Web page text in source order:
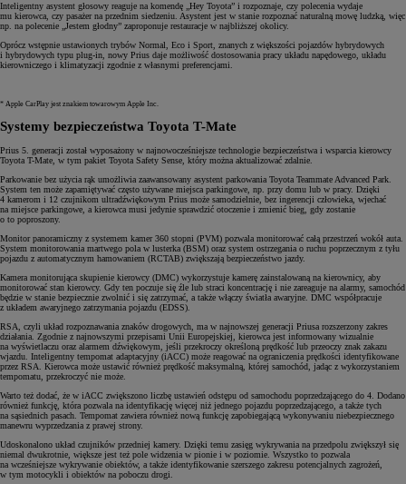
Inteligentny asystent głosowy reaguje na komendę „Hey Toyota” i rozpoznaje, czy polecenia wydaje
mu kierowca, czy pasażer na przednim siedzeniu. Asystent jest w stanie rozpoznać naturalną mowę ludzką, więc
np. na polecenie „Jestem głodny” zaproponuje restauracje w najbliższej okolicy.
Oprócz wstępnie ustawionych trybów Normal, Eco i Sport, znanych z większości pojazdów hybrydowych
i hybrydowych typu plug-in, nowy Prius daje możliwość dostosowania pracy układu napędowego, układu
kierowniczego i klimatyzacji zgodnie z własnymi preferencjami.
* Apple CarPlay jest znakiem towarowym Apple Inc.
Systemy bezpieczeństwa Toyota T-Mate
Prius 5. generacji został wyposażony w najnowocześniejsze technologie bezpieczeństwa i wsparcia kierowcy
Toyota T-Mate, w tym pakiet Toyota Safety Sense, który można aktualizować zdalnie.
Parkowanie bez użycia rąk umożliwia zaawansowany asystent parkowania Toyota Teammate Advanced Park.
System ten może zapamiętywać często używane miejsca parkingowe, np. przy domu lub w pracy. Dzięki
4 kamerom i 12 czujnikom ultradźwiękowym Prius może samodzielnie, bez ingerencji człowieka, wjechać
na miejsce parkingowe, a kierowca musi jedynie sprawdzić otoczenie i zmienić bieg, gdy zostanie
o to poproszony.
Monitor panoramiczny z systemem kamer 360 stopni (PVM) pozwala monitorować całą przestrzeń wokół auta.
System monitorowania martwego pola w lusterka (BSM) oraz system ostrzegania o ruchu poprzecznym z tyłu
pojazdu z automatycznym hamowaniem (RCTAB) zwiększają bezpieczeństwo jazdy.
Kamera monitorująca skupienie kierowcy (DMC) wykorzystuje kamerę zainstalowaną na kierownicy, aby
monitorować stan kierowcy. Gdy ten poczuje się źle lub straci koncentrację i nie zareaguje na alarmy, samochód
będzie w stanie bezpiecznie zwolnić i się zatrzymać, a także włączy światła awaryjne. DMC współpracuje
z układem awaryjnego zatrzymania pojazdu (EDSS).
RSA, czyli układ rozpoznawania znaków drogowych, ma w najnowszej generacji Priusa rozszerzony zakres
działania. Zgodnie z najnowszymi przepisami Unii Europejskiej, kierowca jest informowany wizualnie
na wyświetlaczu oraz alarmem dźwiękowym, jeśli przekroczy określoną prędkość lub przeoczy znak zakazu
wjazdu. Inteligentny tempomat adaptacyjny (iACC) może reagować na ograniczenia prędkości identyfikowane
przez RSA. Kierowca może ustawić również prędkość maksymalną, której samochód, jadąc z wykorzystaniem
tempomatu, przekroczyć nie może.
Warto też dodać, że w iACC zwiększono liczbę ustawień odstępu od samochodu poprzedzającego do 4. Dodano
również funkcję, która pozwala na identyfikację więcej niż jednego pojazdu poprzedzającego, a także tych
na sąsiednich pasach. Tempomat zawiera również nową funkcję zapobiegającą wykonywaniu niebezpiecznego
manewru wyprzedzania z prawej strony.
Udoskonalono układ czujników przedniej kamery. Dzięki temu zasięg wykrywania na przedpolu zwiększył się
niemal dwukrotnie, większe jest też pole widzenia w pionie i w poziomie. Wszystko to pozwala
na wcześniejsze wykrywanie obiektów, a także identyfikowanie szerszego zakresu potencjalnych zagrożeń,
w tym motocykli i obiektów na poboczu drogi.